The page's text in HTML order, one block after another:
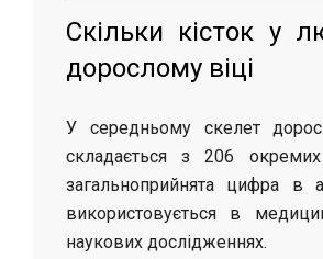
Скільки кісток у
дорослому віці
У середньому скелет
складається з 206
загальноприйнята цифра в
використовується в
наукових дослідженнях.